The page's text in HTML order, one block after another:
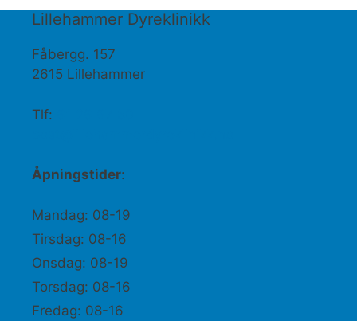
Lillehammer Dyreklinikk
Fåbergg. 157
2615 Lillehammer
Tlf:
Åpningstider:
Mandag: 08-19
Tirsdag: 08-16
Onsdag: 08-19
Torsdag: 08-16
Fredag: 08-16